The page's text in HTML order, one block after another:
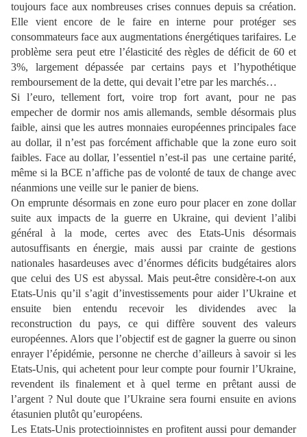
toujours face aux nombreuses crises connues depuis sa création.
Elle vient encore de le faire en interne pour protéger ses
consommateurs face aux augmentations énergétiques tarifaires. Le
problème sera peut etre l’élasticité des règles de déficit de 60 et
3%, largement dépassée par certains pays et l’hypothétique
remboursement de la dette, qui devait l’etre par les marchés…
Si l’euro, tellement fort, voire trop fort avant, pour ne pas
empecher de dormir nos amis allemands, semble désormais plus
faible, ainsi que les autres monnaies européennes principales face
au dollar, il n’est pas forcément affichable que la zone euro soit
faibles. Face au dollar, l’essentiel n’est-il pas une certaine parité,
même si la BCE n’affiche pas de volonté de taux de change avec
néanmions une veille sur le panier de biens.
On emprunte désormais en zone euro pour placer en zone dollar
suite aux impacts de la guerre en Ukraine, qui devient l’alibi
général à la mode, certes avec des Etats-Unis désormais
autosuffisants en énergie, mais aussi par crainte de gestions
nationales hasardeuses avec d’énormes déficits budgétaires alors
que celui des US est abyssal. Mais peut-être considère-t-on aux
Etats-Unis qu’il s’agit d’investissements pour aider l’Ukraine et
ensuite bien entendu recevoir les dividendes avec la
reconstruction du pays, ce qui diffère souvent des valeurs
européennes. Alors que l’objectif est de gagner la guerre ou sinon
enrayer l’épidémie, personne ne cherche d’ailleurs à savoir si les
Etats-Unis, qui achetent pour leur compte pour fournir l’Ukraine,
revendent ils finalement et à quel terme en prêtant aussi de
l’argent ? Nul doute que l’Ukraine sera fourni ensuite en avions
étasunien plutôt qu’européens.
Les Etats-Unis protectioinnistes en profitent aussi pour demander